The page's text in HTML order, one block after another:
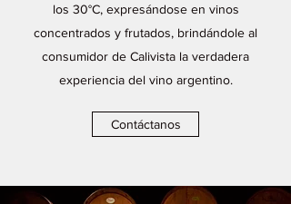
los 30°C, expresándose en vinos
concentrados y frutados, brindándole al
consumidor de Calivista la verdadera
experiencia del vino argentino.
Contáctanos